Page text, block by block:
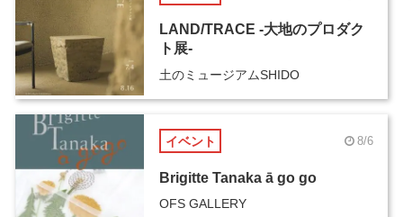
LAND/TRACE -大地のプロダク
ト展-
土のミュージアムSHIDO
イベント 8/6
Brigitte Tanaka ā go go
OFS GALLERY